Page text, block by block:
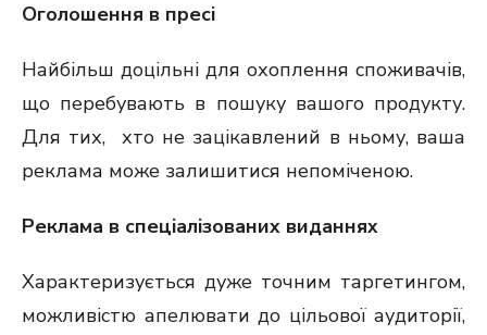
Оголошення в пресі
Найбільш доцільні для охоплення споживачів,
що перебувають в пошуку вашого продукту.
Для тих, хто не зацікавлений в ньому, ваша
реклама може залишитися непоміченою.
Реклама в спеціалізованих виданнях
Характеризується дуже точним таргетингом,
можливістю апелювати до цільової аудиторії,